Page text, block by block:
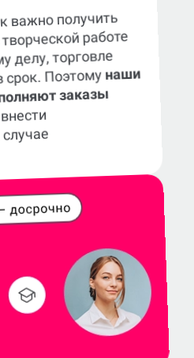
получить
работе
делу, торговле
срок. Поэтому наши
заказы